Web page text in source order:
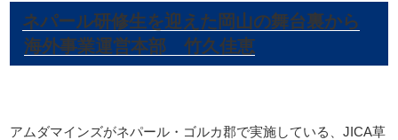
ネパール研修生を迎えた岡山の舞台裏から
海外事業運営本部 竹久佳恵
アムダマインズがネパール・ゴルカ郡で実施している、JICA草